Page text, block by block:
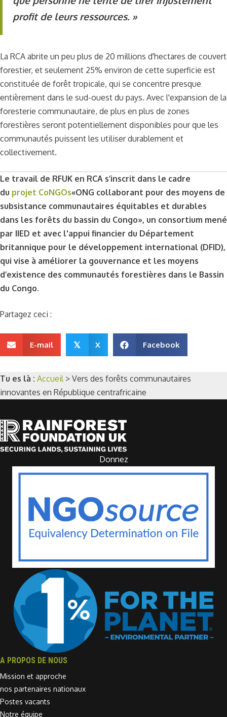
profit de leurs ressources. »
La RCA abrite un peu plus de 20 millions d'hectares de couvert
forestier, et seulement 25% environ de cette superficie est
constituée de forêt tropicale, qui se concentre presque
entièrement dans le sud-ouest du pays. Avec l'expansion de la
foresterie communautaire, de plus en plus de zones
forestières seront potentiellement disponibles pour que les
communautés puissent les utiliser durablement et
collectivement.
Le travail de RFUK en RCA s’inscrit dans le cadre
du projet CoNGOs«ONG collaborant pour des moyens de
subsistance communautaires équitables et durables
dans les forêts du bassin du Congo», un consortium mené
par IIED et avec l'appui financier du Département
britannique pour le développement international (DFID),
qui vise à améliorer la gouvernance et les moyens
d’existence des communautés forestières dans le Bassin
du Congo.
Partagez ceci :
E-mail 𝕏 X Facebook
Tu es là : Accueil > Vers des forêts communautaires
innovantes en République centrafricaine
Donnez
A PROPOS DE NOUS
Mission et approche
nos partenaires nationaux
Postes vacants
Notre équipe